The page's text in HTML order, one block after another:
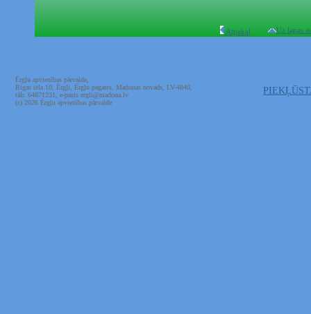
Atpakaļ Uz lapas
Ērgļu apvienības pārvalde,
Rīgas iela 10, Ērgļi, Ērgļu pagasts, Madonas novads, LV-4840,
tālr. 64871231, e-pasts ergli@madona.lv
(c) 2026 Ērgļu apvienības pārvalde